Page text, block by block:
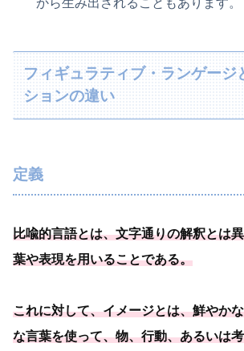
フィギュラティブ・ランゲージ
ションの違い
定義
比喩的言語とは、文字通りの解釈とは
葉や表現を用いることである。
これに対して、イメージとは、鮮やか
な言葉を使って、物、行動、あるいは